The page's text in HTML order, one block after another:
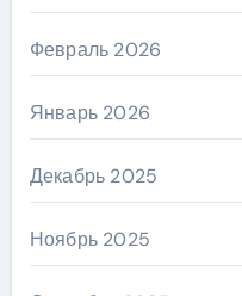
Февраль 2026
Январь 2026
Декабрь 2025
Ноябрь 2025